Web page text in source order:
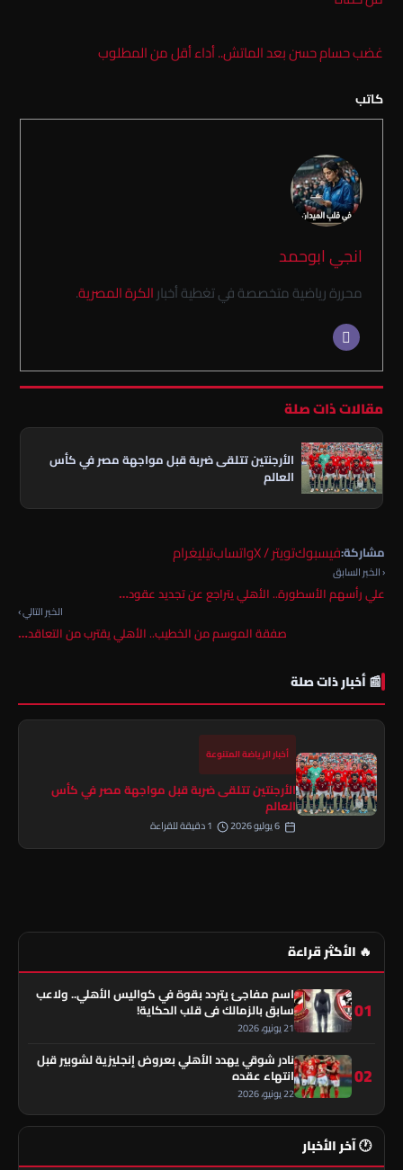
غضب حسام حسن بعد الماتش.. أداء أقل من المطلوب
كاتب
انجي ابوحمد
محررة رياضية متخصصة في تغطية أخبارالكرة المصرية.
مقالات ذات صلة
الأرجنتين تتلقى ضربة قبل مواجهة مصر في كأس
العالم
مشاركة:فيسبوكتويتر / X واتسابتيليغرام
‹ الخبر السابق
علي رأسهم الأسطورة.. الأهلي يتراجع عن تجديد عقود…
الخبر التالي ›
صفقة الموسم من الخطيب.. الأهلي يقترب من التعاقد…
📰 أخبار ذات صلة
أخبار الرياضة المتنوعة
الأرجنتين تتلقى ضربة قبل مواجهة مصر في كأس
العالم
🔥 الأكثر قراءة
01
اسم مفاجئ يتردد بقوة في كواليس الأهلي.. ولاعب
سابق بالزمالك في قلب الحكاية!
21 يونيو، 2026
02
نادر شوقي يهدد الأهلي بعروض إنجليزية لشوبير قبل
انتهاء عقده
22 يونيو، 2026
🕐 آخر الأخبار